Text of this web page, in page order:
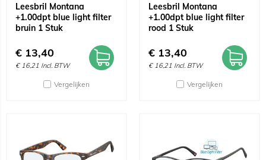
Leesbril Montana
+1.00dpt blue light filter
bruin 1 Stuk
€ 13,40
€ 16,21 Incl. BTW
Vergelijken
Leesbril Montana
+1.00dpt blue light filter
rood 1 Stuk
€ 13,40
€ 16,21 Incl. BTW
Vergelijken